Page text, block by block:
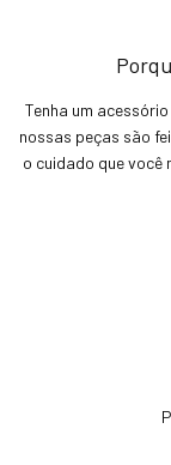
Tenha um
nossas peças são
o cuidado que você